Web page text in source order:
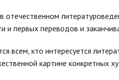
и первых переводов и
всем, кто интересуется
картине конкретных